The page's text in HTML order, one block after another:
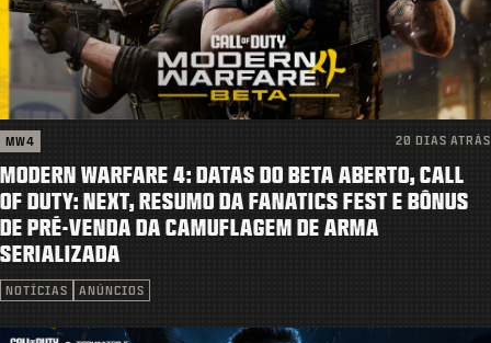
JOGOS
NOTÍCIAS
STORE
ESPORTS
SUPORTE
ENTRAR|INSCREVER-SE
MW4 20 DIAS ATRÁS
MODERN WARFARE 4: DATAS DO BETA ABERTO, CALL
OF DUTY: NEXT, RESUMO DA FANATICS FEST E BÔNUS
DE PRÉ-VENDA DA CAMUFLAGEM DE ARMA
SERIALIZADA
NOTÍCIAS ANÚNCIOS